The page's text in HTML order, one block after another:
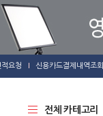
적요청 신용카드결제내역조회
전체 카테고리